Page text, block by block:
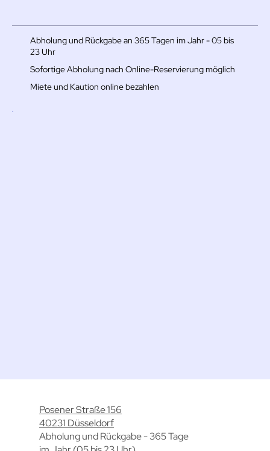
Abholung und Rückgabe an 365 Tagen im Jahr - 05 bis
23 Uhr
Sofortige Abholung nach Online-Reservierung möglich
Miete und Kaution online bezahlen
Posener Straße 156
40231 Düsseldorf
Abholung und Rückgabe - 365 Tage